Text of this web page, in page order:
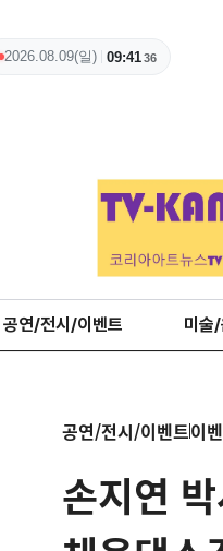
2026.08.09(일) 09:4137
공연/전시/이벤트 미술
공연/전시/이벤트이
손지연